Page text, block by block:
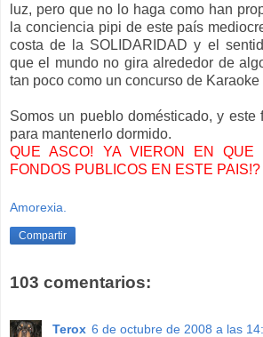
luz, pero que no lo haga como han
la conciencia pipi de este país
costa de la SOLIDARIDAD y el
que el mundo no gira alrededor de
tan poco como un concurso de
Somos un pueblo domésticado, y este
para mantenerlo dormido.
QUE ASCO! YA VIERON EN QUE
FONDOS PUBLICOS EN ESTE PAIS!?
Amorexia.
Compartir
103 comentarios:
Terox 6 de octubre de 2008 a las